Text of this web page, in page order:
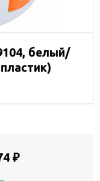
белый/
₽